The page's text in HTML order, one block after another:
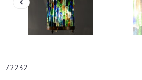
72232